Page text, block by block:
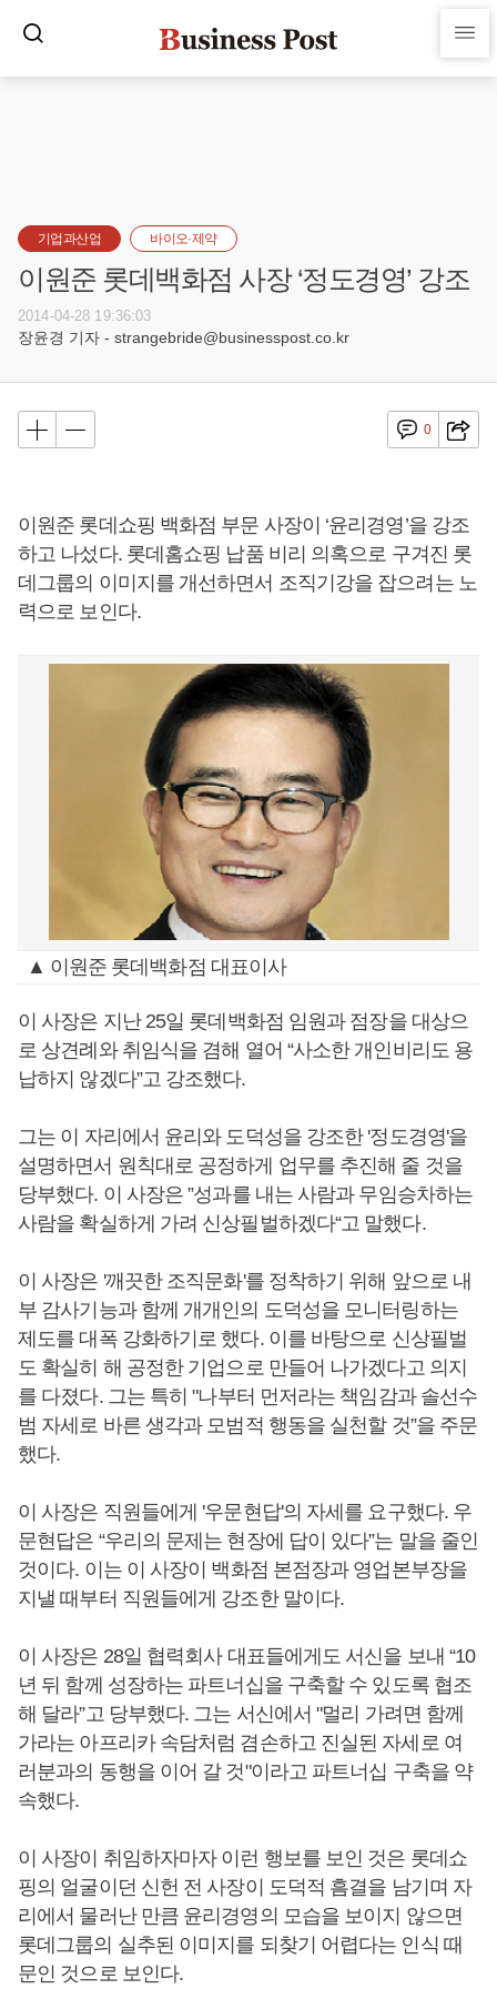
기업과산업 바이오·제약
이원준 롯데백화점 사장 ‘정도경영’ 강조
2014-04-28 19:36:03
장윤경 기자 - strangebride@businesspost.co.kr
0
이원준 롯데쇼핑 백화점 부문 사장이 ‘윤리경영’을 강조
하고 나섰다. 롯데홈쇼핑 납품 비리 의혹으로 구겨진 롯
데그룹의 이미지를 개선하면서 조직기강을 잡으려는 노
력으로 보인다.
▲ 이원준 롯데백화점 대표이사
이 사장은 지난 25일 롯데백화점 임원과 점장을 대상으
로 상견례와 취임식을 겸해 열어 “사소한 개인비리도 용
납하지 않겠다”고 강조했다.
그는 이 자리에서 윤리와 도덕성을 강조한 '정도경영'을
설명하면서 원칙대로 공정하게 업무를 추진해 줄 것을
당부했다. 이 사장은 ”성과를 내는 사람과 무임승차하는
사람을 확실하게 가려 신상필벌하겠다“고 말했다.
이 사장은 '깨끗한 조직문화'를 정착하기 위해 앞으로 내
부 감사기능과 함께 개개인의 도덕성을 모니터링하는
제도를 대폭 강화하기로 했다. 이를 바탕으로 신상필벌
도 확실히 해 공정한 기업으로 만들어 나가겠다고 의지
를 다졌다. 그는 특히 "나부터 먼저라는 책임감과 솔선수
범 자세로 바른 생각과 모범적 행동을 실천할 것”을 주문
했다.
이 사장은 직원들에게 '우문현답'의 자세를 요구했다. 우
문현답은 “우리의 문제는 현장에 답이 있다”는 말을 줄인
것이다. 이는 이 사장이 백화점 본점장과 영업본부장을
지낼 때부터 직원들에게 강조한 말이다.
이 사장은 28일 협력회사 대표들에게도 서신을 보내 “10
년 뒤 함께 성장하는 파트너십을 구축할 수 있도록 협조
해 달라”고 당부했다. 그는 서신에서 "멀리 가려면 함께
가라는 아프리카 속담처럼 겸손하고 진실된 자세로 여
러분과의 동행을 이어 갈 것"이라고 파트너십 구축을 약
속했다.
이 사장이 취임하자마자 이런 행보를 보인 것은 롯데쇼
핑의 얼굴이던 신헌 전 사장이 도덕적 흠결을 남기며 자
리에서 물러난 만큼 윤리경영의 모습을 보이지 않으면
롯데그룹의 실추된 이미지를 되찾기 어렵다는 인식 때
문인 것으로 보인다.